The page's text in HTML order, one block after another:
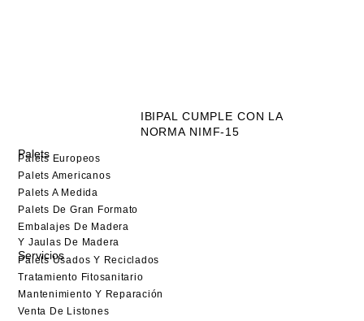
IBIPAL CUMPLE CON LA
NORMA NIMF-15
Palets
Palets Europeos
Palets Americanos
Palets A Medida
Palets De Gran Formato
Embalajes De Madera
Y Jaulas De Madera
Servicios
Palets Usados Y Reciclados
Tratamiento Fitosanitario
Mantenimiento Y Reparación
Venta De Listones